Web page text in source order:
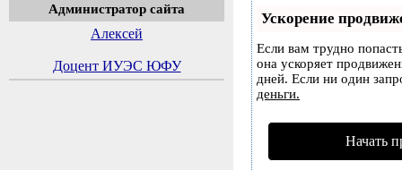
Администратор сайта
Алексей
Доцент ИУЭС ЮФУ
Ускорение
Если вам трудно
она ускоряет
дней. Если ни один
деньги.
Начать